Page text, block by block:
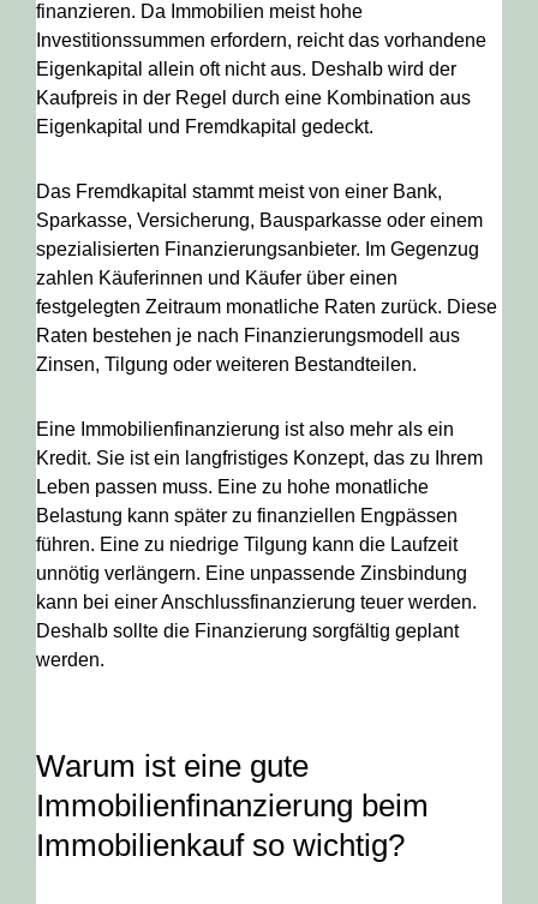
finanzieren. Da Immobilien meist hohe
Investitionssummen erfordern, reicht das vorhandene
Eigenkapital allein oft nicht aus. Deshalb wird der
Kaufpreis in der Regel durch eine Kombination aus
Eigenkapital und Fremdkapital gedeckt.
Das Fremdkapital stammt meist von einer Bank,
Sparkasse, Versicherung, Bausparkasse oder einem
spezialisierten Finanzierungsanbieter. Im Gegenzug
zahlen Käuferinnen und Käufer über einen
festgelegten Zeitraum monatliche Raten zurück. Diese
Raten bestehen je nach Finanzierungsmodell aus
Zinsen, Tilgung oder weiteren Bestandteilen.
Eine Immobilienfinanzierung ist also mehr als ein
Kredit. Sie ist ein langfristiges Konzept, das zu Ihrem
Leben passen muss. Eine zu hohe monatliche
Belastung kann später zu finanziellen Engpässen
führen. Eine zu niedrige Tilgung kann die Laufzeit
unnötig verlängern. Eine unpassende Zinsbindung
kann bei einer Anschlussfinanzierung teuer werden.
Deshalb sollte die Finanzierung sorgfältig geplant
werden.
Warum ist eine gute
Immobilienfinanzierung beim
Immobilienkauf so wichtig?